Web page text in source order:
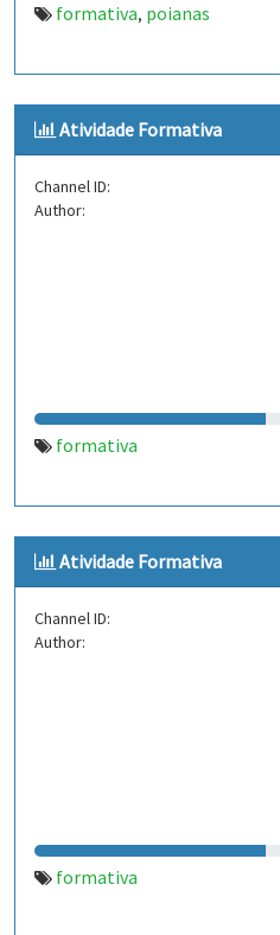
formativa, poianas
Atividade Formativa
Channel ID:
Author:
formativa
Atividade Formativa
Channel ID:
Author:
formativa